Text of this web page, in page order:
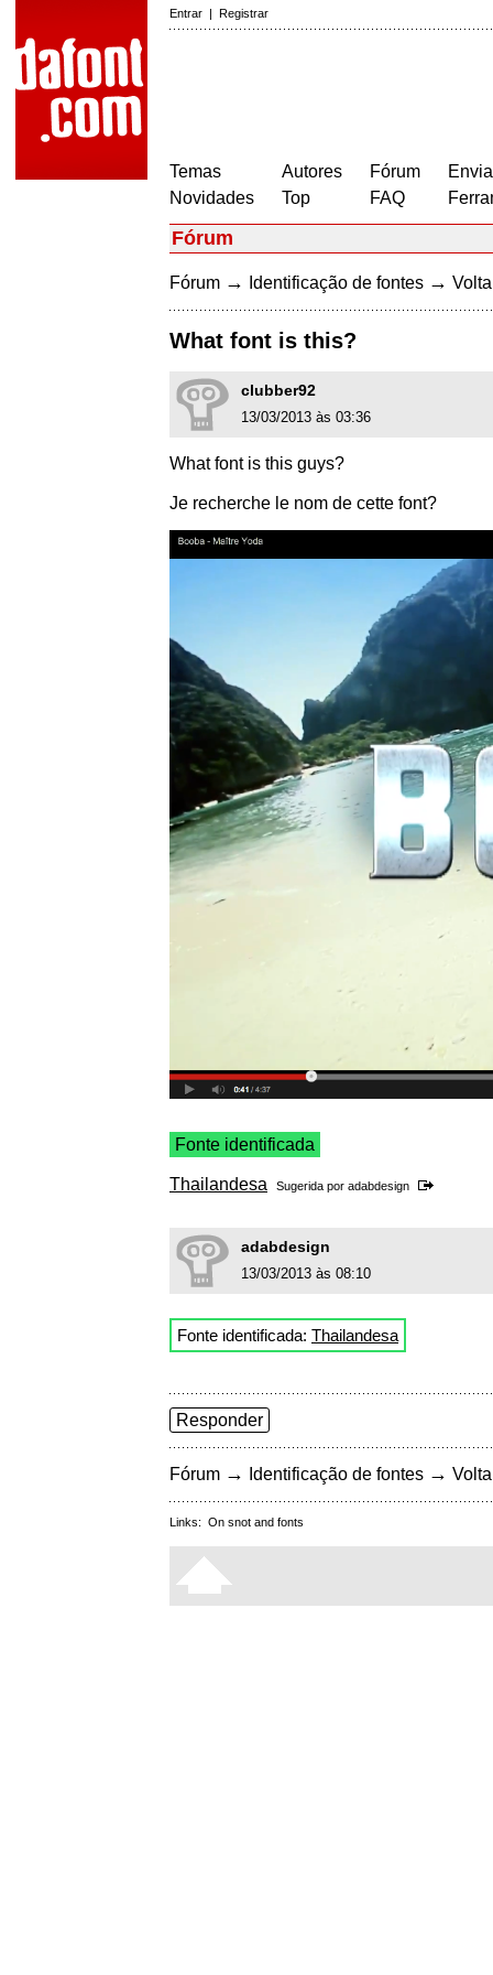
Entrar | Registrar
Temas
Novidades
Autores
Top
Fórum
FAQ
Fórum
Fórum → Identificação de fontes →
What font is this?
clubber92
13/03/2013 às 03:36
What font is this guys?
Je recherche le nom de cette font?
Fonte identificada
Thailandesa Sugerida por adabdesign
adabdesign
13/03/2013 às 08:10
Fonte identificada: Thailandesa
Responder
Fórum → Identificação de fontes →
Links: On snot and fonts